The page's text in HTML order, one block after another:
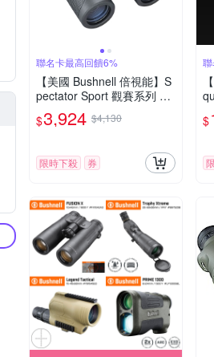
聯名卡最高回饋6%
【美國 Bushnell 倍視能】S
pectator Sport 觀賽系列 8x
32mm 中型免調焦雙筒望遠
鏡 BS1832 (公司貨)
$3,924 $4,130
限時下殺 券
$